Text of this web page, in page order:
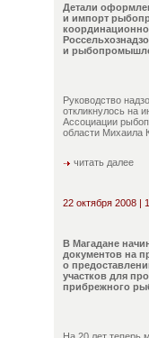
Детали
и импорт
и
Руководство
откликнулось на
Ассоциации
области Михаила
читать далее
22 октября 2008 |
В Магадане
документов на
о
участков для
прибрежного